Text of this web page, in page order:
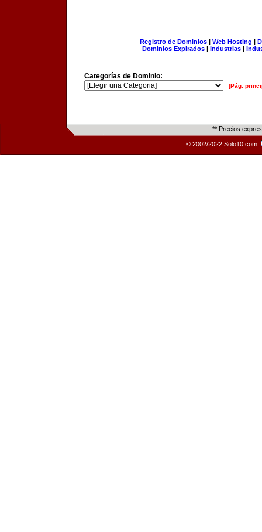
Registro de Dominios| Web Hosting |
Dominios Expirados | Industrias |
Categorías de Dominio:
[Pág.
** Precios
© 2002/2022 Solo10.com